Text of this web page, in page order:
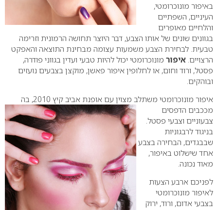
באיפור מונוכרומטי,
העיניים, השפתיים
והלחיים מאופרים
בגוונים שונים של אותו הצבע, דבר היוצר תחושה הרמונית וזרימה
טבעית. לבחירת הצבע משמעות עצומה מבחינת התוצאה והאפקט
הרצויים. איפור מונוכרומטי יכול להיות טבעי ועדין בגווני פודרה,
פסטל, ורוד וחום, או לחלופין איפור פאשן, מוקצן בצבעים נועזים
ובוהקים.
איפור מונוכרומטי משתלב מצוין עם אופנת אביב קיץ 2010,
בה
מככבים הדפסים
צבעוניים וצבעי פסטל.
בניגוד לרבגוניות
שבבגדים, הבחירה בצבע
אחד שישלוט באיפור,
מאוד נכונה.
לפניכם ארבע הצעות
לאיפור מונוכרומטי
בצבעי אדום, ורוד, ירוק